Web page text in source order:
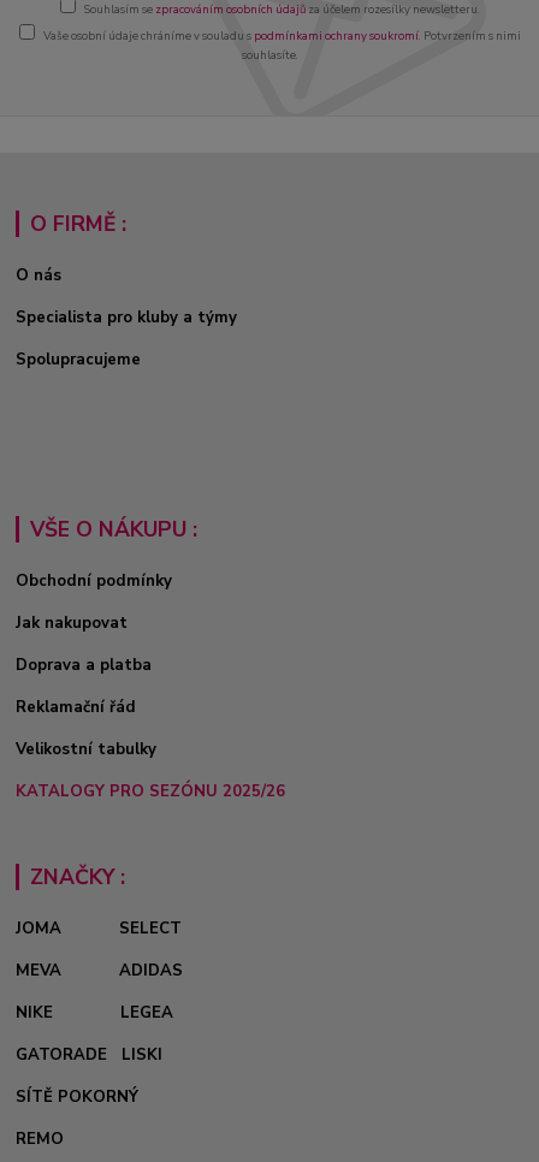
Souhlasím se zpracováním osobních údajůza účelem rozesílky newsletteru.
Vaše osobní údaje chráníme v souladu s podmínkami ochrany soukromí. Potvrzením s nimi
souhlasíte.
O FIRMĚ :
O nás
Specialista pro kluby a týmy
Spolupracujeme
VŠE O NÁKUPU :
Obchodní podmínky
Jak nakupovat
Doprava a platba
Reklamační řád
Velikostní tabulky
KATALOGY PRO SEZÓNU 2025/26
ZNAČKY :
JOMA
SELECT
MEVA
ADIDAS
NIKE
LEGEA
GATORADE
LISKI
SÍTĚ POKORNÝ
REMO